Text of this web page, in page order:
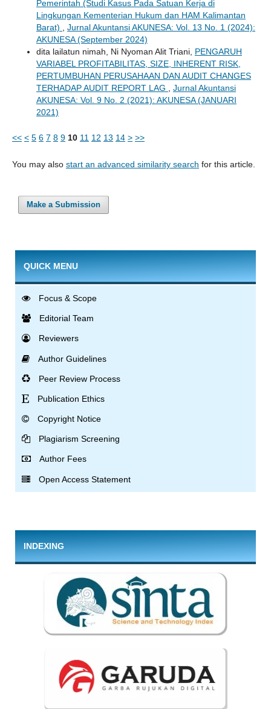
Pemerintah (Studi Kasus Pada Satuan Kerja di
Lingkungan Kementerian Hukum dan HAM Kalimantan
Barat)
Jurnal Akuntansi AKUNESA: Vol. 13 No. 1 (2024):
AKUNESA (September 2024)
dita lailatun nimah, Ni Nyoman Alit Triani, PENGARUH
VARIABEL PROFITABILITAS, SIZE, INHERENT RISK,
PERTUMBUHAN PERUSAHAAN DAN AUDIT CHANGES
TERHADAP AUDIT REPORT LAG
Jurnal Akuntansi
AKUNESA: Vol. 9 No. 2 (2021): AKUNESA (JANUARI
2021)
<< < 5 6 7 8 9 10 11 12 13 14 > >>
You may also start an advanced similarity search for this article.
Make a Submission
QUICK MENU
Focus & Scope
Editorial Team
Reviewers
Author Guidelines
Peer Review Process
Publication Ethics
Copyright Notice
Plagiarism Screening
Author Fees
Open Access Statement
INDEXING